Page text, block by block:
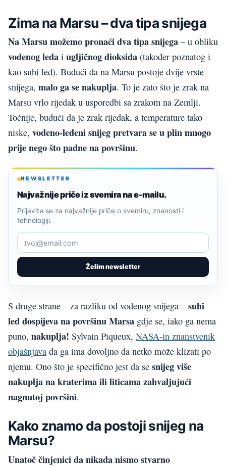
Zima na Marsu – dva tipa snijega
Na Marsu možemo pronaći dva tipa snijega – u obliku
vodenog leda i ugljičnog dioksida (također poznatog i
kao suhi led). Budući da na Marsu postoje dvije vrste
snijega, malo ga se nakuplja. To je zato što je zrak na
Marsu vrlo rijedak u usporedbi sa zrakom na Zemlji.
Točnije, budući da je zrak rijedak, a temperature tako
niske, vodeno-ledeni snijeg pretvara se u plin mnogo
prije nego što padne na površinu.
NEWSLETTER
Najvažnije priče iz svemira na e-mailu.
Želim newsletter
Prijavite se za najvažnije priče o svemiru, znanosti i
tehnologiji.
S druge strane – za razliku od vodenog snijega –suhi
led dospijeva na površinu Marsa gdje se, iako ga nema
puno, nakuplja! Sylvain Piqueux, NASA-in znanstvenik
objašnjava da ga ima dovoljno da netko može klizati po
njemu. Ono što je specifično jest da se snijeg više
nakuplja na kraterima ili liticama zahvaljujući
nagnutoj površini.
Kako znamo da postoji snijeg na
Marsu?
Unatoč činjenici da nikada nismo stvarno